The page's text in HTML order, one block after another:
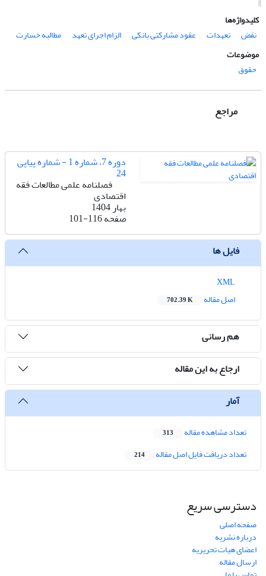
کلیدواژه‌ها
نقض
تعهدات عقود مشارکتی بانکی الزام اجرای تعهد
مطالبه خسارت
موضوعات
حقوق
مراجع
دوره 7، شماره 1 - شماره پیاپی
24
فصلنامه علمی مطالعات فقه
اقتصادی
بهار 1404
صفحه101-116
فایل ها
اصل مقاله
702.39 K
هم رسانی
ارجاع به این مقاله
آمار
تعداد مشاهده مقاله 313
تعداد دریافت فایل اصل مقاله 214
دسترسی سریع
صفحه اصلی
درباره نشریه
اعضای هیات تحریریه
ارسال مقاله